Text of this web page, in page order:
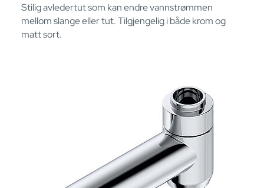
Stilig avledertut som kan endre vannstrømmen
mellom slange eller tut. Tilgjengelig i både krom og
matt sort.